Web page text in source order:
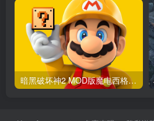
暗黑破坏神2 MOD版魔电西格玛（更新2.0.1版）